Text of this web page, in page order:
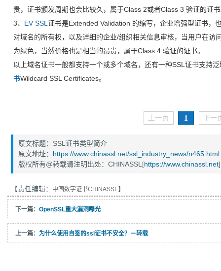
贵，证书颁发周期也会比较久，属于Class 2或者Class 3 验证的证
3、 EV SSL证书是Extended Validation 的缩写，企业增强型证书，
对域名的所有权，以及详细的企业/组织相关信息审核，当用户在访
为绿色，当然价格也是相当的昂贵，属于Class 4 验证的证书。
以上域名证书一般都支持一个或多个域名，还有一种SSL证书支持
书Wildcard SSL Certificates。
上一页 1 下一
原文标题：SSL证书类型简介
原文地址： https://www.chinassl.net/ssl_industry_news/n465.html
版权所有@转载请注明出处：CHINASSL[https://www.chinassl.net]
【责任编辑： 中国数字证书CHINASSL】
下一篇： OpenSSL重大漏洞曝光
上一篇： 为什么使用自签的ssl证书不安全？－转载